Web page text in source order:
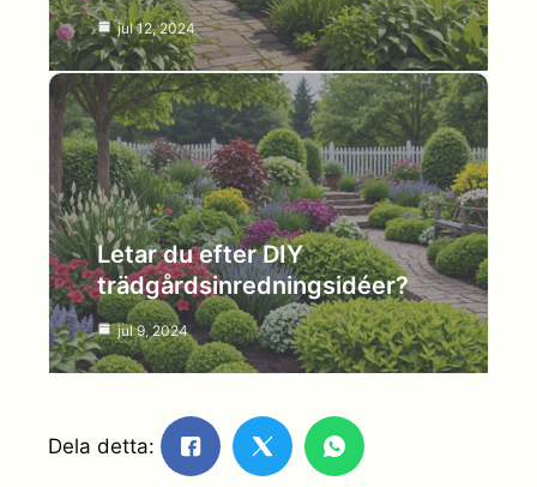
jul 12, 2024
Letar du efter DIY
trädgårdsinredningsidéer?
jul 9, 2024
Dela detta: